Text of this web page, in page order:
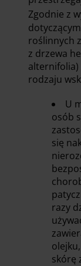
Zgodnie z
roślinnych
z drzewa
alternifolia)
rodzaju
U
osób
się
razy
skórę